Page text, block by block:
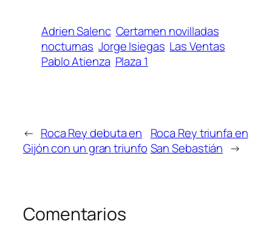
Adrien Salenc Certamen novilladas
nocturnas Jorge Isiegas Las Ventas
Pablo Atienza Plaza 1
← Roca Rey debuta en
Gijón con un gran triunfo
Roca Rey triunfa en
San Sebastián →
Comentarios